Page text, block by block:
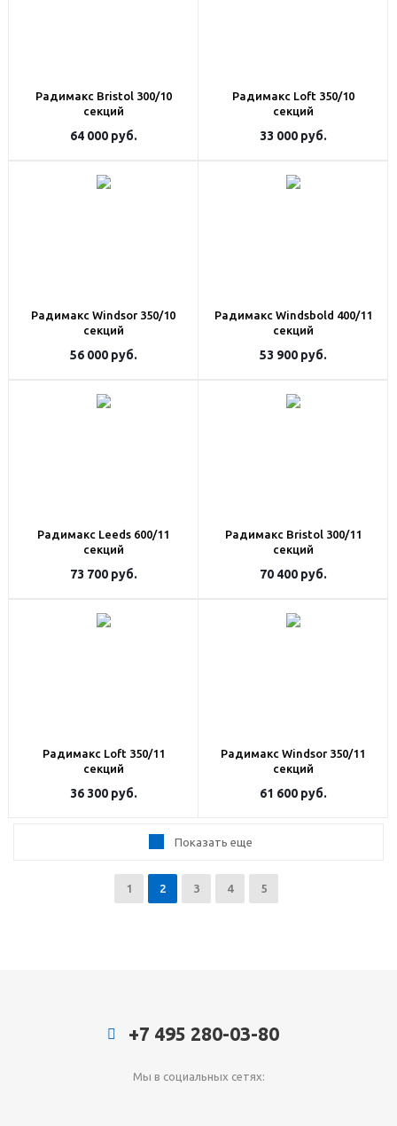
Радимакс Bristol 300/10
секций
64 000руб.
Радимакс Loft 350/10
секций
33 000руб.
Радимакс Windsor 350/10
секций
56 000руб.
Радимакс Windsbold 400/11
секций
53 900руб.
Радимакс Leeds 600/11
секций
73 700руб.
Радимакс Bristol 300/11
секций
70 400руб.
Радимакс Loft 350/11
секций
36 300руб.
Радимакс Windsor 350/11
секций
61 600руб.
Показать еще
1 2 3 4 5
+7 495 280-03-80
Мы в социальных сетях: